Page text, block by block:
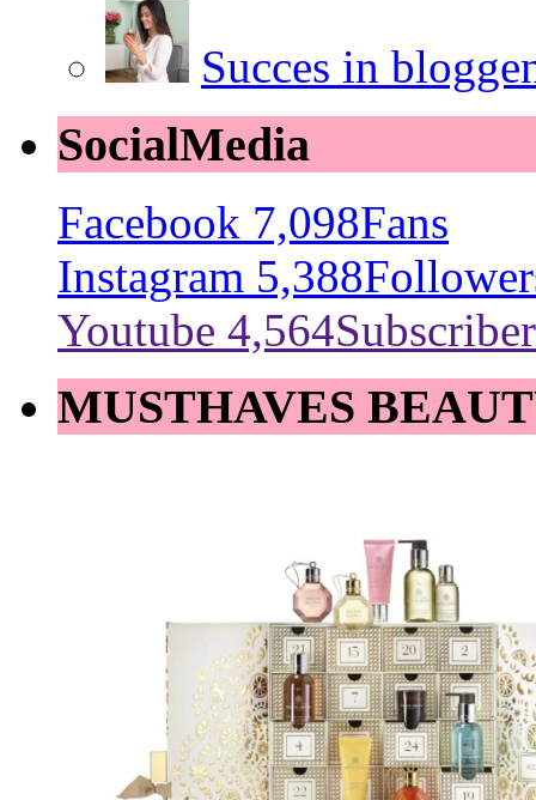
Succes in
SocialMedia
Facebook 7,098Fans
Instagram 5,388
Youtube 4,564Subscriber
MUSTHAVES